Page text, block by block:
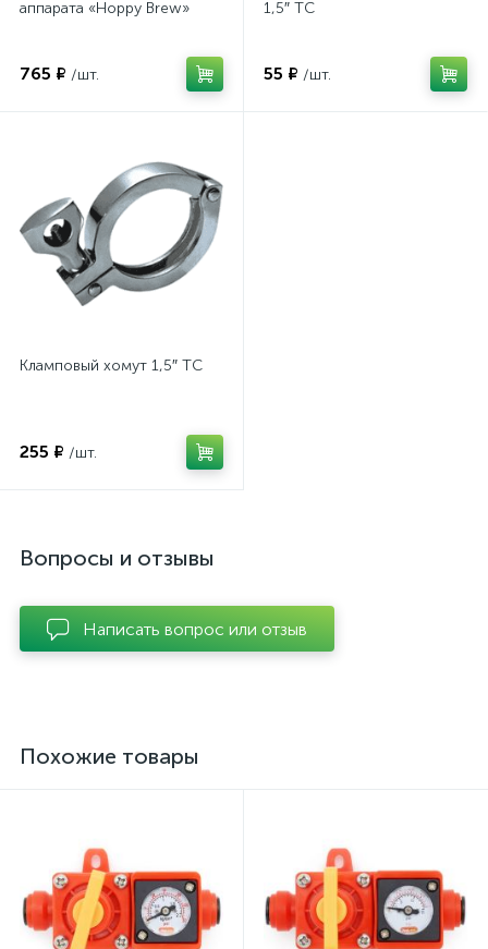
аппарата «Hoppy Brew»
765 ₽ /шт.
1,5″ TC
55 ₽ /шт.
Кламповый хомут 1,5″ TC
255 ₽ /шт.
Вопросы и отзывы
Написать вопрос или отзыв
Похожие товары